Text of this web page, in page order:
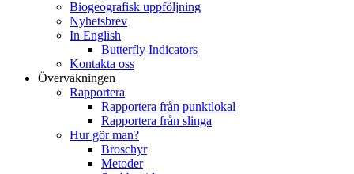
Biogeografisk uppföljning
Nyhetsbrev
In English
Butterfly Indicators
Kontakta oss
Övervakningen
Rapportera
Rapportera från punktlokal
Rapportera från slinga
Hur gör man?
Broschyr
Metoder